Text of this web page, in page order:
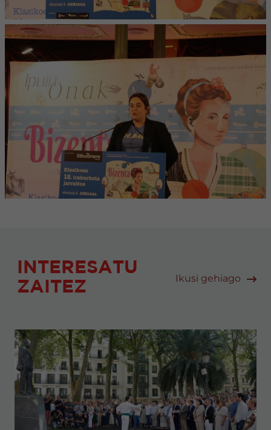
INTERESATU
ZAITEZ
Ikusi gehiago